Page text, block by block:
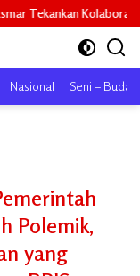
dan Pemerataan
Nasional Seni –
Polemik,
yang